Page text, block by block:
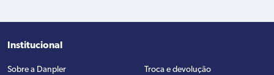
Institucional
Sobre a Danpler
Troca e devolução